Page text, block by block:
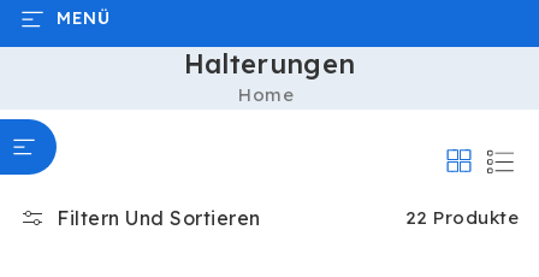
MENÜ
Halterungen
Home
Filtern Und Sortieren 22 Produkte